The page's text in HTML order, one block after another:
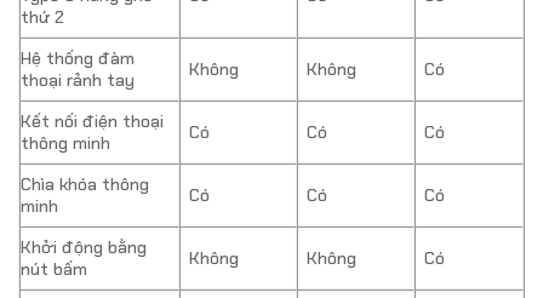
thứ 2
Hệ thống đàm
thoại rảnh tay
Không Không Có
Kết nối điện thoại
thông minh
Có Có Có
Chìa khóa thông
minh
Có Có Có
Khởi động bằng
nút bấm
Không Không Có